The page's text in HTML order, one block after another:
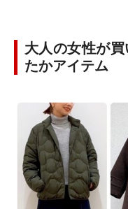
大人の女性が
たかアイテム